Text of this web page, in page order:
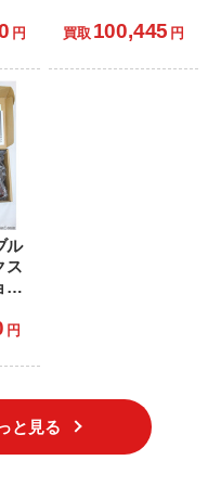
ー
円
Kimber
TLE/RL II(キンバー
買取 100,445 円
ル
ス
)
イ
円
と見る